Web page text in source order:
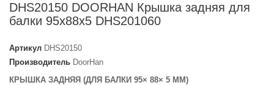
DHS20150 DOORHAN Крышка задняя для
балки 95х88х5 DHS201060
Артикул DHS20150
Производитель DoorHan
КРЫШКА ЗАДНЯЯ (ДЛЯ БАЛКИ 95× 88× 5 ММ)